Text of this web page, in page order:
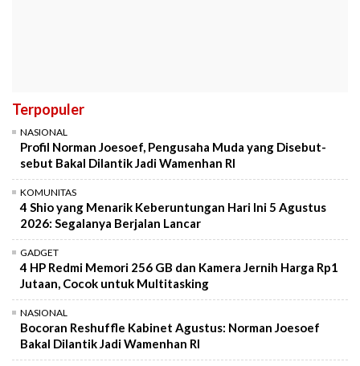
Terpopuler
NASIONAL
Profil Norman Joesoef, Pengusaha Muda yang Disebut-
sebut Bakal Dilantik Jadi Wamenhan RI
KOMUNITAS
4 Shio yang Menarik Keberuntungan Hari Ini 5 Agustus
2026: Segalanya Berjalan Lancar
GADGET
4 HP Redmi Memori 256 GB dan Kamera Jernih Harga Rp1
Jutaan, Cocok untuk Multitasking
NASIONAL
Bocoran Reshuffle Kabinet Agustus: Norman Joesoef
Bakal Dilantik Jadi Wamenhan RI